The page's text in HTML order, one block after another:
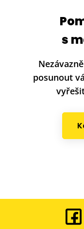
s
posunout